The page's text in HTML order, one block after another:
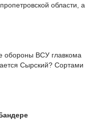
области, а
обороны ВСУ главкома
Сырский? Сортами